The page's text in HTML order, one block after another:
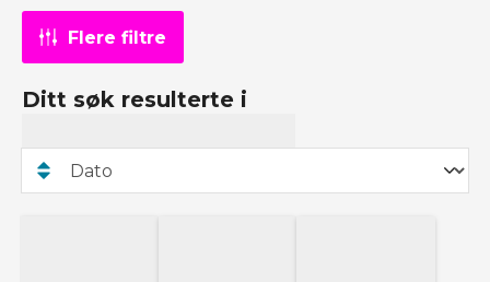
Flere filtre
Ditt søk resulterte i